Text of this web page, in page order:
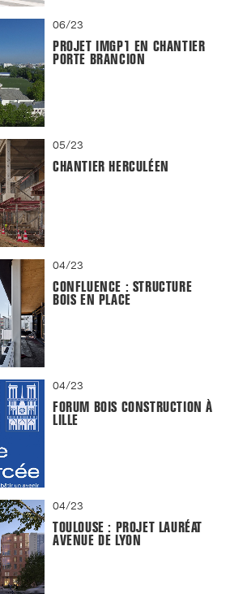
06/23
PROJET IMGP1 EN CHANTIER
PORTE BRANCION
05/23
CHANTIER HERCULÉEN
04/23
CONFLUENCE : STRUCTURE
BOIS EN PLACE
04/23
FORUM BOIS CONSTRUCTION À
LILLE
04/23
TOULOUSE : PROJET LAURÉAT
AVENUE DE LYON